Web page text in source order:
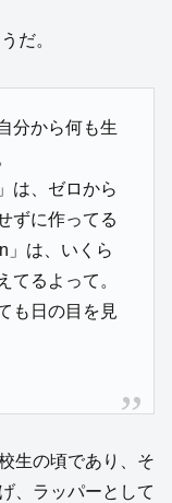
だ。
分から何も生
は、ゼロから
ずに作ってる
」は、いくら
てるよって。
も日の目を見
生の頃であり、そ
、ラッパーとして